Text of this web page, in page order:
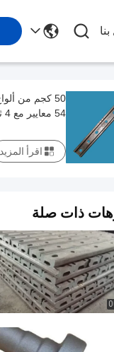
54 معايير مع 4 ثقوب و 6 ثقوب
اقرأ المزيد
ذات صلة